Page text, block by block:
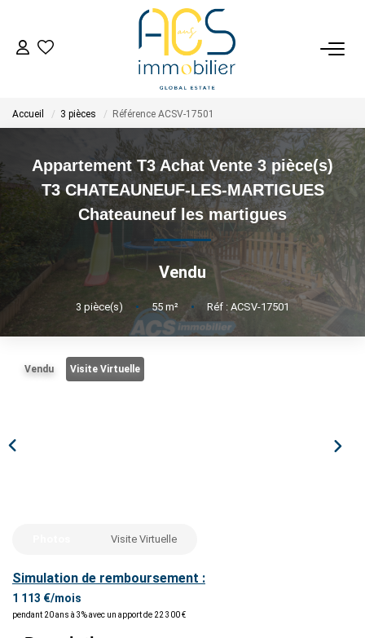
Tous Nos Biens En Vente
- Biens D'investissement
- Collection Réservée
Déposez Votre Recherche D'achat
VENDRE
Tous Nos Biens Vendus
Nos Avis Clients Certifiés - Opinion System
ESTIMER / EXPERTISER
NOS AGENCES
CONTACT
Accueil 3 pièces Référence ACSV-17501
Appartement T3 Achat Vente 3 pièce(s)
T3 CHATEAUNEUF-LES-MARTIGUES
Chateauneuf les martigues
Vendu
3 pièce(s) • 55 m² • Réf : ACSV-17501
Vendu Visite Virtuelle
Simulation de remboursement :
1 113 €/mois
pendant 20 ans à 3% avec un apport de 22 300 €
Visite Virtuelle